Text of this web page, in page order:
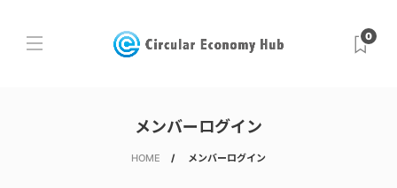
0
メンバーログイン
HOME メンバーログイン